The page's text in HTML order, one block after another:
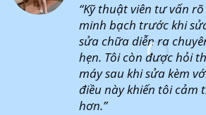
“Kỹ thuật viên tư vấn
minh bạch trước khi
sửa chữa diễn ra
hẹn. Tôi còn được hỏi
máy sau khi sửa kèm
điều này khiến tôi cảm
hơn.”